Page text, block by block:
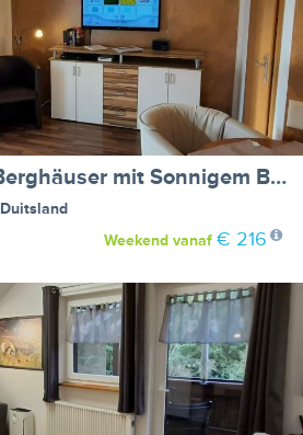
Appartement in Berghäuser mit Sonnigem Balkon
Duitsland
Weekendvanaf € 216